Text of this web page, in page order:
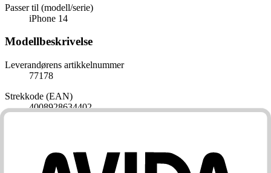
Passer til (modell/serie)
iPhone 14
Modellbeskrivelse
Leverandørens artikkelnummer
77178
Strekkode (EAN)
4008928634402
Kompatibel med